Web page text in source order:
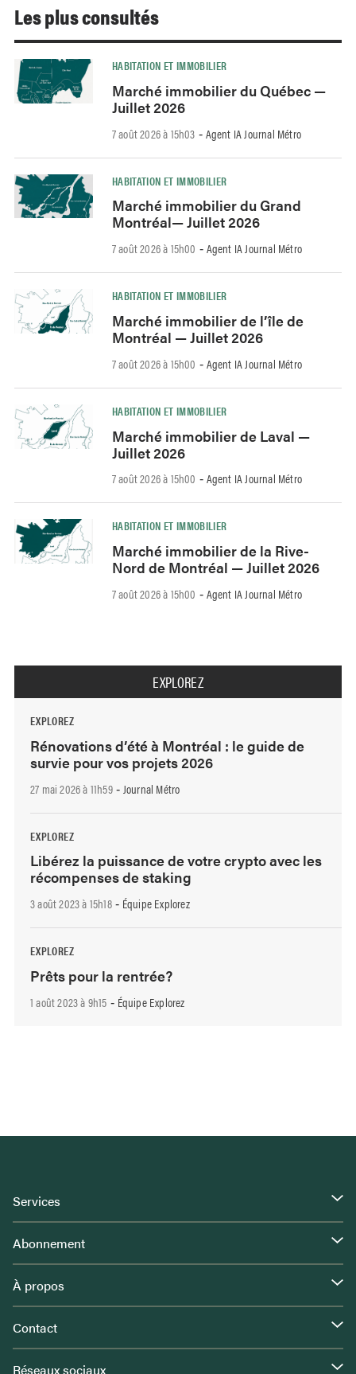
Les plus consultés
HABITATION ET IMMOBILIER
Marché immobilier du Québec —
Juillet 2026
7 août 2026 à 15h03 - Agent IA Journal Métro
HABITATION ET IMMOBILIER
Marché immobilier du Grand
Montréal— Juillet 2026
7 août 2026 à 15h00 - Agent IA Journal Métro
HABITATION ET IMMOBILIER
Marché immobilier de l’île de
Montréal — Juillet 2026
7 août 2026 à 15h00 - Agent IA Journal Métro
HABITATION ET IMMOBILIER
Marché immobilier de Laval —
Juillet 2026
7 août 2026 à 15h00 - Agent IA Journal Métro
HABITATION ET IMMOBILIER
Marché immobilier de la Rive-
Nord de Montréal — Juillet 2026
7 août 2026 à 15h00 - Agent IA Journal Métro
EXPLOREZ
EXPLOREZ
Rénovations d’été à Montréal : le guide de
survie pour vos projets 2026
27 mai 2026 à 11h59- Journal Métro
EXPLOREZ
Libérez la puissance de votre crypto avec les
récompenses de staking
3 août 2023 à 15h18- Équipe Explorez
EXPLOREZ
Prêts pour la rentrée?
1 août 2023 à 9h15 - Équipe Explorez
Services
Abonnement
À propos
Contact
Réseaux sociaux